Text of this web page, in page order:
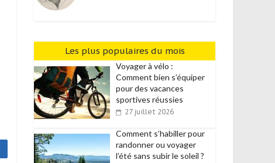
Les plus populaires du mois
Voyager à vélo :
Comment bien s’équiper
pour des vacances
sportives réussies
27 juillet 2026
Comment s’habiller pour
randonner ou voyager
l’été sans subir le soleil ?